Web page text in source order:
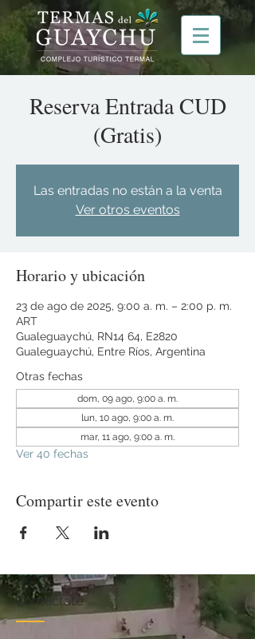
Reserva Entrada CUD
(Gratis)
Las entradas no están a la venta
Ver otros eventos
Horario y ubicación
23 de ago de 2025, 9:00 a. m. – 2:00 p. m.
ART
Gualeguaychú, RN14 64, E2820
Gualeguaychú, Entre Ríos, Argentina
Otras fechas
dom, 09 ago, 9:00 a. m.
lun, 10 ago, 9:00 a. m.
mar, 11 ago, 9:00 a. m.
Ver 40 fechas
Compartir este evento
Contactate